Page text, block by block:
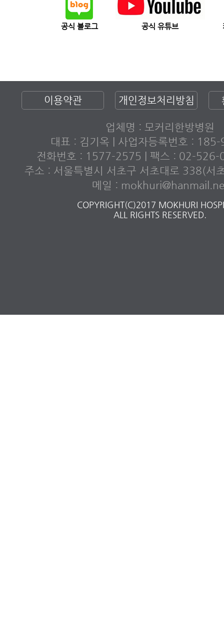
공식 블로그 공식 유튜브
이용약관 개인정보처리방침
업체명 : 모커리한방병원
대표 : 김기옥 | 사업자등록번호 :
전화번호 : 1577-2575 | 팩스 : 02-526-
주소 : 서울특별시 서초구 서초대로 338(서
메일 :
COPYRIGHT(C)2017 MOKHURI
ALL RIGHTS RESERVED.